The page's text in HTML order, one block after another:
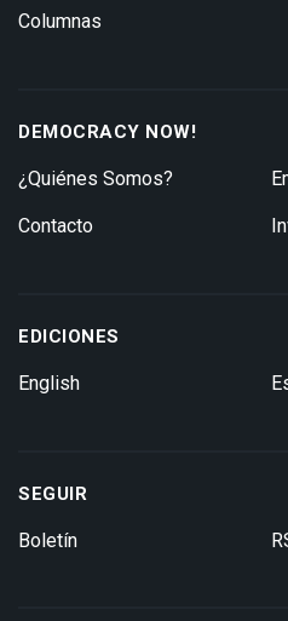
Columnas
DEMOCRACY NOW!
¿Quiénes Somos?
Contacto
EDICIONES
English
SEGUIR
Boletín